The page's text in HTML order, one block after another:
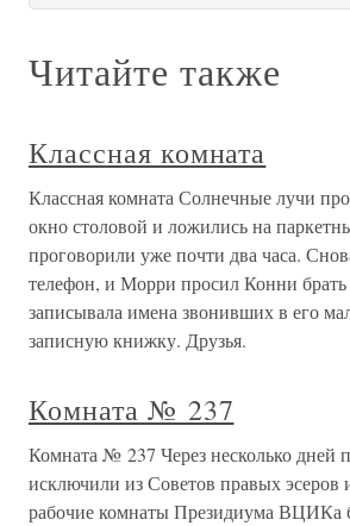
Читайте также
Классная комната
Классная комната Солнечные лучи
окно столовой и ложились на
проговорили уже почти два часа.
телефон, и Морри просил Конни
записывала имена звонивших в его
записную книжку. Друзья.
Комната № 237
Комната № 237 Через несколько дней
исключили из Советов правых эсеров
рабочие комнаты Президиума ВЦИКа